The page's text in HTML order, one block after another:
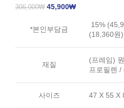
306,000₩ 45,900₩
*본인부담금
15%
(18,360원)
재질
(프레임)
프로필렌 /
사이즈 47 X 55 X